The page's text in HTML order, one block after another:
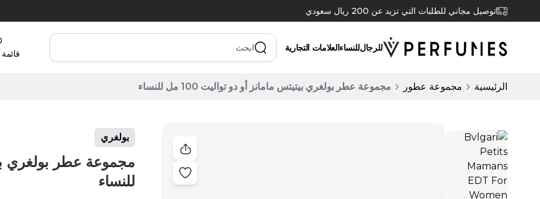
توصيل مجاني للطلبات التي تزيد عن 200 ريال سعودي
للرجالللنساءالعلامات التجارية
الرئيسية مجموعة عطور مجموعة عطر بولغري بيتيتس مامانز أو دو تواليت 100 مل للنساء
بولغري
للنساء